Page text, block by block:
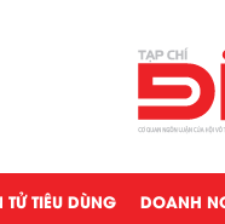
TỬ TIÊU DÙNG DOANH